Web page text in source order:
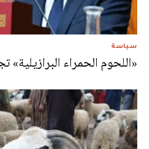
سياسة
«اللحوم الحمراء البرازيلية»